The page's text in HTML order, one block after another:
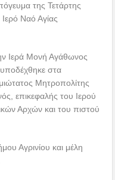
της Τετάρτης
Ναό Αγίας
Ιερά Μονή Αγάθωνος
στα
Μητροπολίτης
επικεφαλής του Ιερού
Αρχών και του πιστού
Αγρινίου και μέλη